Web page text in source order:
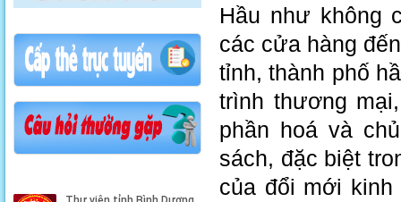
Hầu như không
các cửa hàng
tỉnh, thành phố
trình thương
phần hoá và
sách, đặc biệt
của đổi mới